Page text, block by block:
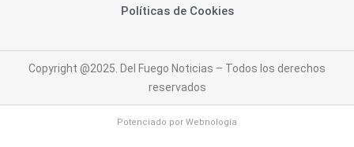
Políticas de Cookies
Copyright @2025. Del Fuego Noticias – Todos los derechos
reservados
Potenciado por Webnología